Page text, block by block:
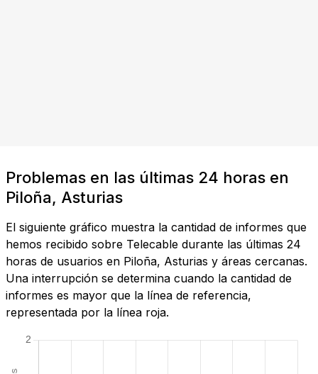
Problemas en las últimas 24 horas en
Piloña, Asturias
El siguiente gráfico muestra la cantidad de informes que
hemos recibido sobre Telecable durante las últimas 24
horas de usuarios en Piloña, Asturias y áreas cercanas.
Una interrupción se determina cuando la cantidad de
informes es mayor que la línea de referencia,
representada por la línea roja.